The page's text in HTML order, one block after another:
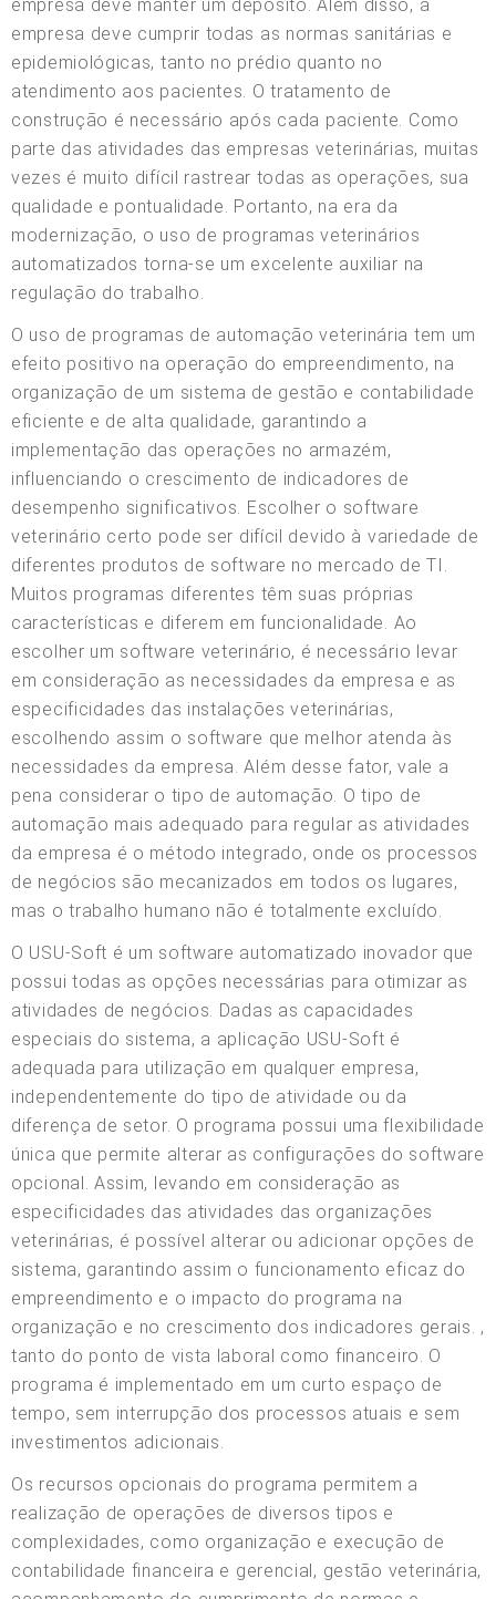
empresa deve manter um depósito. Além disso, a
empresa deve cumprir todas as normas sanitárias e
epidemiológicas, tanto no prédio quanto no
atendimento aos pacientes. O tratamento de
construção é necessário após cada paciente. Como
parte das atividades das empresas veterinárias, muitas
vezes é muito difícil rastrear todas as operações, sua
qualidade e pontualidade. Portanto, na era da
modernização, o uso de programas veterinários
automatizados torna-se um excelente auxiliar na
regulação do trabalho.
O uso de programas de automação veterinária tem um
efeito positivo na operação do empreendimento, na
organização de um sistema de gestão e contabilidade
eficiente e de alta qualidade, garantindo a
implementação das operações no armazém,
influenciando o crescimento de indicadores de
desempenho significativos. Escolher o software
veterinário certo pode ser difícil devido à variedade de
diferentes produtos de software no mercado de TI.
Muitos programas diferentes têm suas próprias
características e diferem em funcionalidade. Ao
escolher um software veterinário, é necessário levar
em consideração as necessidades da empresa e as
especificidades das instalações veterinárias,
escolhendo assim o software que melhor atenda às
necessidades da empresa. Além desse fator, vale a
pena considerar o tipo de automação. O tipo de
automação mais adequado para regular as atividades
da empresa é o método integrado, onde os processos
de negócios são mecanizados em todos os lugares,
mas o trabalho humano não é totalmente excluído.
O USU-Soft é um software automatizado inovador que
possui todas as opções necessárias para otimizar as
atividades de negócios. Dadas as capacidades
especiais do sistema, a aplicação USU-Soft é
adequada para utilização em qualquer empresa,
independentemente do tipo de atividade ou da
diferença de setor. O programa possui uma flexibilidade
única que permite alterar as configurações do software
opcional. Assim, levando em consideração as
especificidades das atividades das organizações
veterinárias, é possível alterar ou adicionar opções de
sistema, garantindo assim o funcionamento eficaz do
empreendimento e o impacto do programa na
organização e no crescimento dos indicadores gerais. ,
tanto do ponto de vista laboral como financeiro. O
programa é implementado em um curto espaço de
tempo, sem interrupção dos processos atuais e sem
investimentos adicionais.
Os recursos opcionais do programa permitem a
realização de operações de diversos tipos e
complexidades, como organização e execução de
contabilidade financeira e gerencial, gestão veterinária,